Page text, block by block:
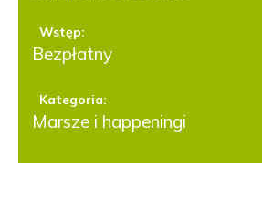
Wstęp:
Bezpłatny
Kategoria:
Marsze i happeningi